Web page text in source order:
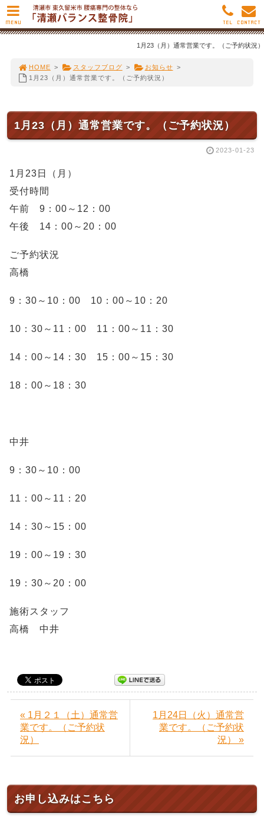
1月23（月）通常営業です。（ご予約状況）
HOME > スタッフブログ > お知らせ >
1月23（月）通常営業です。（ご予約状況）
1月23（月）通常営業です。（ご予約状況）
2023-01-23
1月23日（月）
受付時間
午前 9：00～12：00
午後 14：00～20：00
ご予約状況
高橋
9：30～10：00 10：00～10：20
10：30～11：00 11：00～11：30
14：00～14：30 15：00～15：30
18：00～18：30
中井
9：30～10：00
11：00～11：20
14：30～15：00
19：00～19：30
19：30～20：00
施術スタッフ
高橋 中井
« 1月２１（土）通常営
業です。（ご予約状
況）
1月24日（火）通常営
業です。（ご予約状
況） »
お申し込みはこちら
MENU CONTACT
TEL